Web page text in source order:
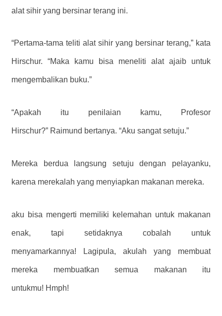
alat sihir yang bersinar terang ini.
“Pertama-tama teliti alat sihir yang bersinar terang,” kata
Hirschur. “Maka kamu bisa meneliti alat ajaib untuk
mengembalikan buku.”
“Apakah itu penilaian kamu, Profesor
Hirschur?” Raimund bertanya. “Aku sangat setuju.”
Mereka berdua langsung setuju dengan pelayanku,
karena merekalah yang menyiapkan makanan mereka.
aku bisa mengerti memiliki kelemahan untuk makanan
enak, tapi setidaknya cobalah untuk
menyamarkannya! Lagipula, akulah yang membuat
mereka membuatkan semua makanan itu
untukmu! Hmph!